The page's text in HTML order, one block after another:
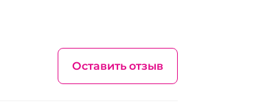
Оставить отзыв